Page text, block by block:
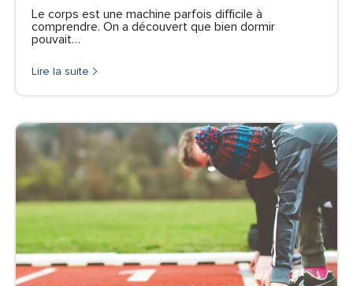
Le corps est une machine parfois difficile à
comprendre. On a découvert que bien dormir
pouvait…
Lire la suite